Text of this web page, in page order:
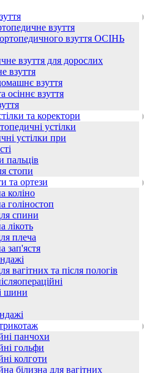
взуття
взуття ОСІНЬ
взуття для дорослих
взуття
взуття
осіннє взуття
та коректори
устілки
устілки при
пальців
стопи
та ортези
коліно
голіностоп
спини
лікоть
плеча
зап'ястя
вагітних та після пологів
шини
панчохи
гольфи
колготи
білизна для вагітних